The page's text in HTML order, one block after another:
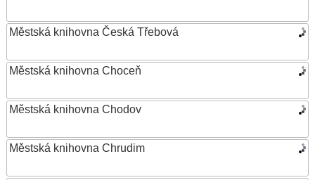
Městská knihovna Česká Třebová
Městská knihovna Choceň
Městská knihovna Chodov
Městská knihovna Chrudim